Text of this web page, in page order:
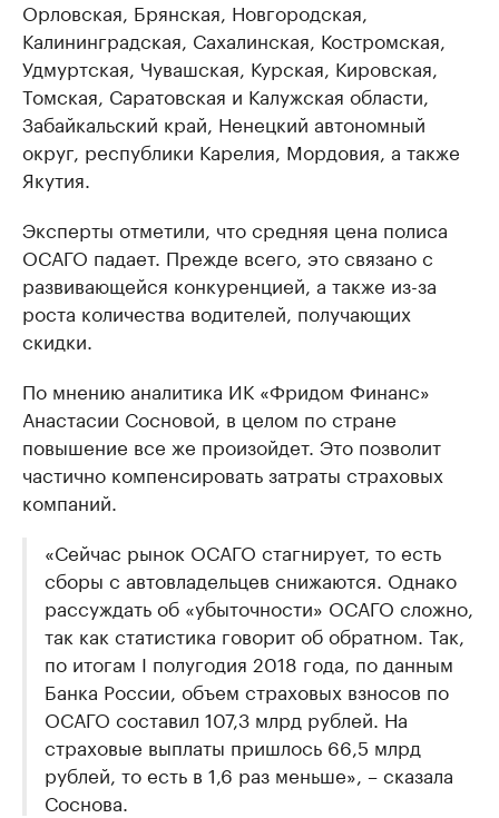
Орловская, Брянская, Новгородская,
Калининградская, Сахалинская, Костромская,
Удмуртская, Чувашская, Курская, Кировская,
Томская, Саратовская и Калужская области,
Забайкальский край, Ненецкий автономный
округ, республики Карелия, Мордовия, а также
Якутия.
Эксперты отметили, что средняя цена полиса
ОСАГО падает. Прежде всего, это связано с
развивающейся конкуренцией, а также из-за
роста количества водителей, получающих
скидки.
По мнению аналитика ИК «Фридом Финанс»
Анастасии Сосновой, в целом по стране
повышение все же произойдет. Это позволит
частично компенсировать затраты страховых
компаний.
«Сейчас рынок ОСАГО стагнирует, то есть
сборы с автовладельцев снижаются. Однако
рассуждать об «убыточности» ОСАГО сложно,
так как статистика говорит об обратном. Так,
по итогам I полугодия 2018 года, по данным
Банка России, объем страховых взносов по
ОСАГО составил 107,3 млрд рублей. На
страховые выплаты пришлось 66,5 млрд
рублей, то есть в 1,6 раз меньше», – сказала
Соснова.